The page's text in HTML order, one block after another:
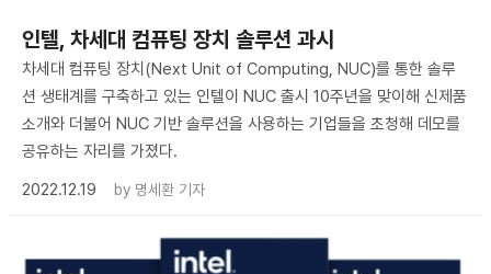
인텔, 차세대 컴퓨팅 장치 솔루션 과시
차세대 컴퓨팅 장치(Next Unit of Computing, NUC)를 통한 솔루
션 생태계를 구축하고 있는 인텔이 NUC 출시 10주년을 맞이해 신제품
소개와 더불어 NUC 기반 솔루션을 사용하는 기업들을 초청해 데모를
공유하는 자리를 가졌다.
2022.12.19
by 명세환 기자